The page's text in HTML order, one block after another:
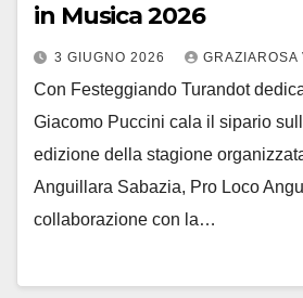
in Musica 2026
3 GIUGNO 2026 GRAZIAROSA
Con Festeggiando Turandot
Giacomo Puccini cala il sipario
edizione della stagione
Anguillara Sabazia, Pro Loco
collaborazione con la…